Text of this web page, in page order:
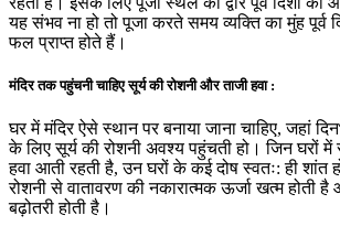
यह संभव ना हो तो पूजा करते समय व्यक्ति का मुंह पूर्व
फल प्राप्त होते हैं।
मंदिर तक पहुंचनी चाहिए सूर्य की रोशनी और ताजी हवा :
घर में मंदिर ऐसे स्थान पर बनाया जाना चाहिए, जहां
के लिए सूर्य की रोशनी अवश्य पहुंचती हो। जिन घरों में
हवा आती रहती है, उन घरों के कई दोष स्वतः: ही शांत
रोशनी से वातावरण की नकारात्मक ऊर्जा खत्म होती
बढ़ोतरी होती है।